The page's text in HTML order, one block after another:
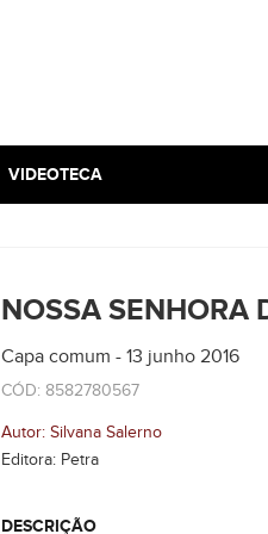
VIDEOTECA
NOSSA SENHORA
Capa comum - 13 junho 2016
CÓD: 8582780567
Autor: Silvana Salerno
Editora: Petra
DESCRIÇÃO